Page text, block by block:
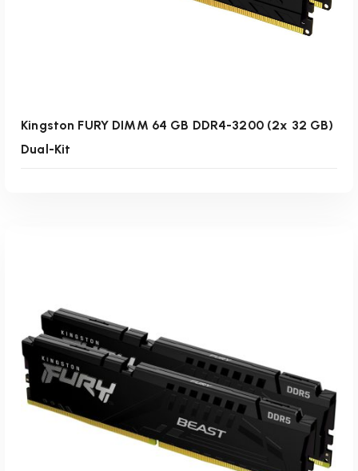
Weiterlesen
Kingston FURY DIMM 64 GB DDR4-3200 (2x 32 GB)
Dual-Kit